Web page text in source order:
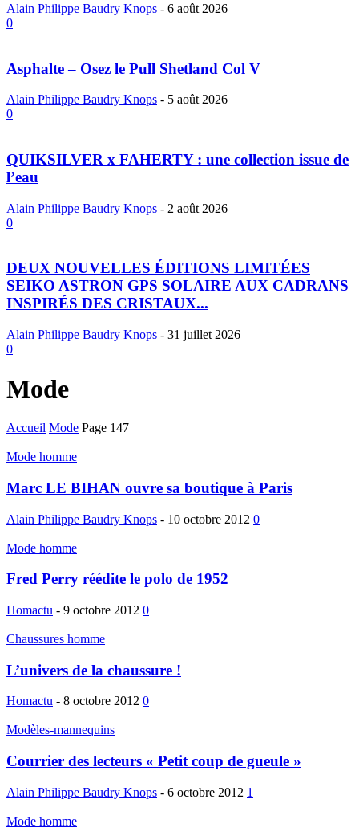
Alain Philippe Baudry Knops - 6 août 2026
0
Asphalte – Osez le Pull Shetland Col V
Alain Philippe Baudry Knops - 5 août 2026
0
QUIKSILVER x FAHERTY : une collection issue de
l’eau
Alain Philippe Baudry Knops - 2 août 2026
0
DEUX NOUVELLES ÉDITIONS LIMITÉES
SEIKO ASTRON GPS SOLAIRE AUX CADRANS
INSPIRÉS DES CRISTAUX...
Alain Philippe Baudry Knops - 31 juillet 2026
0
Mode
Accueil Mode Page 147
Mode homme
Marc LE BIHAN ouvre sa boutique à Paris
Alain Philippe Baudry Knops - 10 octobre 2012 0
Mode homme
Fred Perry réédite le polo de 1952
Homactu - 9 octobre 2012 0
Chaussures homme
L’univers de la chaussure !
Homactu - 8 octobre 2012 0
Modèles-mannequins
Courrier des lecteurs « Petit coup de gueule »
Alain Philippe Baudry Knops - 6 octobre 2012 1
Mode homme